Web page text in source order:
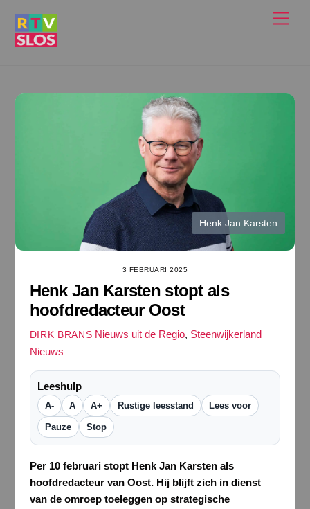
Henk Jan Karsten
3 FEBRUARI 2025
Henk Jan Karsten stopt als
hoofdredacteur Oost
DIRK BRANS Nieuws uit de Regio, Steenwijkerland
Nieuws
Leeshulp
A- A A+ Rustige leesstand Lees voor
Pauze Stop
Per 10 februari stopt Henk Jan Karsten als
hoofdredacteur van Oost. Hij blijft zich in dienst
van de omroep toeleggen op strategische